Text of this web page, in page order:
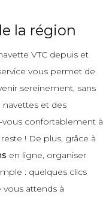
la région
VTC depuis et
vous permet de
sereinement, sans
navettes et des
vous confortablement à
! De plus, grâce à
en ligne, organiser
: quelques clics
vous attends à